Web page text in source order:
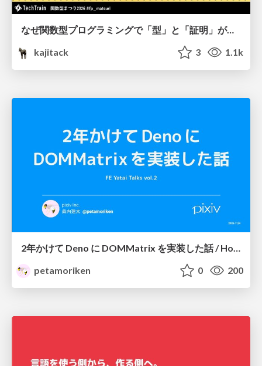
なぜ関数型プログラミングで「型」と「証明」が語られるのか #fp_matsuri
kajitack
3 1.1k
2年かけて Deno に DOMMatrix を実装した話 / How I implemented DOMMatrix in Deno over two years
petamoriken
0 200